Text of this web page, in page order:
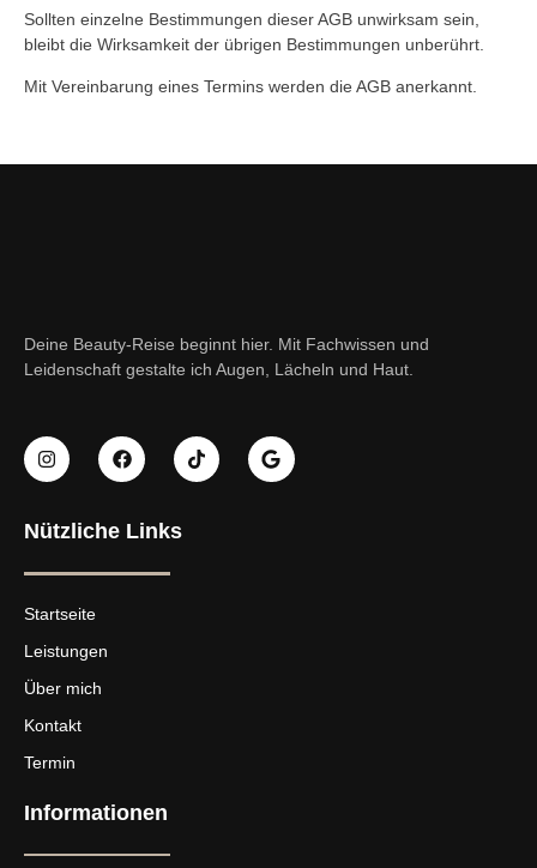
Sollten einzelne Bestimmungen dieser AGB unwirksam sein,
bleibt die Wirksamkeit der übrigen Bestimmungen unberührt.
Mit Vereinbarung eines Termins werden die AGB anerkannt.
Deine Beauty-Reise beginnt hier. Mit Fachwissen und
Leidenschaft gestalte ich Augen, Lächeln und Haut.
Nützliche Links
Startseite
Leistungen
Über mich
Kontakt
Termin
Informationen